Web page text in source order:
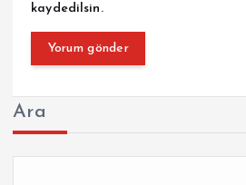
kaydedilsin.
Ara